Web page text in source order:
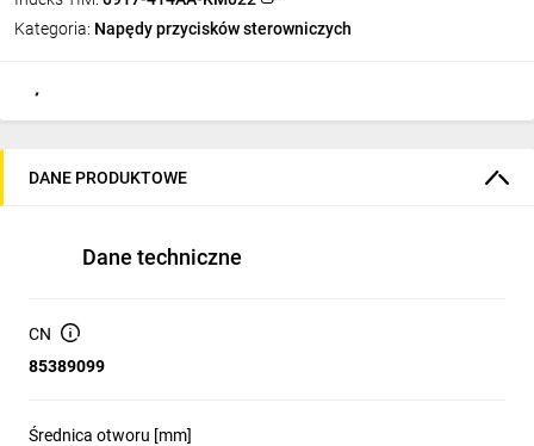
Kategoria: Napędy przycisków sterowniczych
DANE PRODUKTOWE
Dane techniczne
CN
85389099
Średnica otworu [mm]